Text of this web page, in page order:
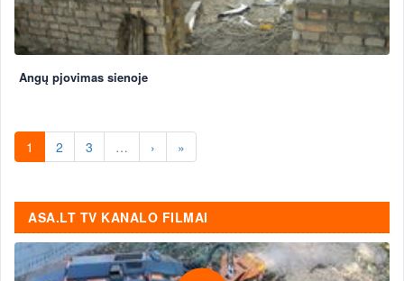
Angų pjovimas sienoje
1 2 3 … › »
ASA.LT TV KANALO FILMAI